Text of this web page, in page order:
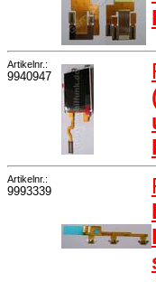
Artikelnr.:
9940947
Artikelnr.:
9993339